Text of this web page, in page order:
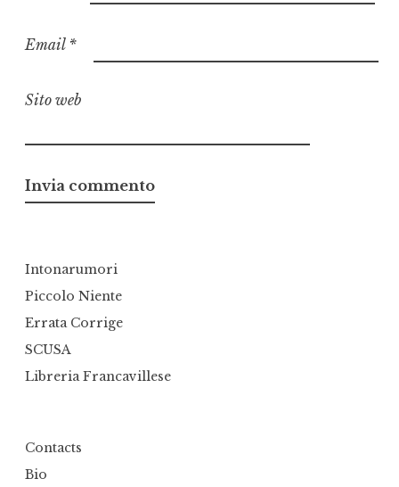
Email *
Sito web
Intonarumori
Piccolo Niente
Errata Corrige
SCUSA
Libreria Francavillese
Contacts
Bio